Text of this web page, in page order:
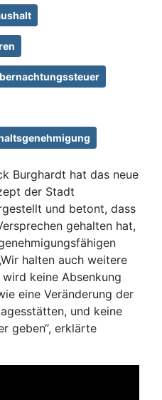
Burghardt hat das neue
der Stadt
und betont, dass
gehalten hat,
halten auch weitere
keine Absenkung
eine Veränderung der
und keine
geben“, erklärte